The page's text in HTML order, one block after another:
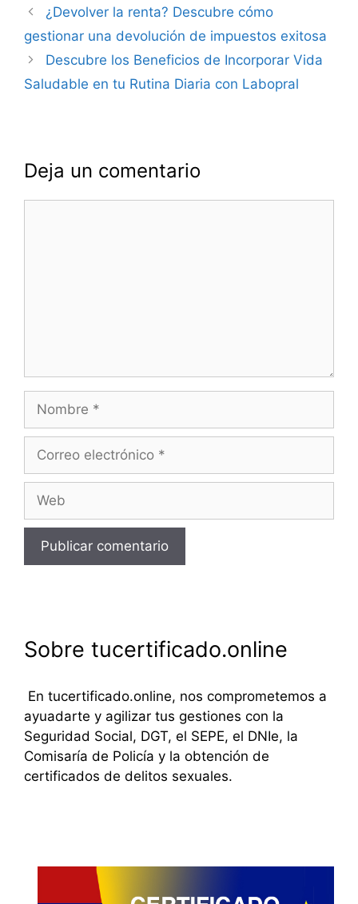
Navegación
de
entradas
¿Devolver la renta? Descubre cómo
gestionar una devolución de impuestos exitosa
Descubre los Beneficios de Incorporar Vida
Saludable en tu Rutina Diaria con Labopral
Deja un comentario
Nombre
Correo
Web
Sobre tucertificado.online
En tucertificado.online, nos comprometemos a
ayuadarte y agilizar tus gestiones con la
Seguridad Social, DGT, el SEPE, el DNIe, la
Comisaría de Policía y la obtención de
certificados de delitos sexuales.